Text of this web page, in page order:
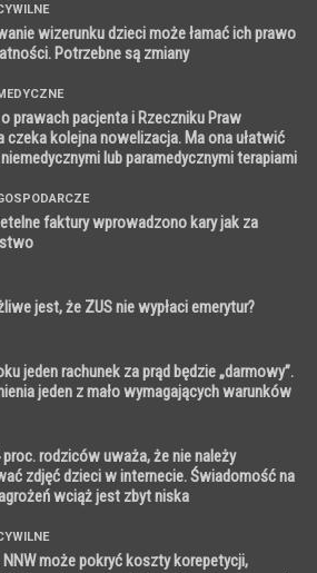
wizerunku dzieci może łamać ich prawo
Potrzebne są zmiany
prawach pacjenta i Rzeczniku Praw
czeka kolejna nowelizacja. Ma ona ułatwić
lub paramedycznymi terapiami
faktury wprowadzono kary jak za
jest, że ZUS nie wypłaci emerytur?
jeden rachunek za prąd będzie „darmowy”.
jeden z mało wymagających warunków
proc. rodziców uważa, że nie należy
zdjęć dzieci w internecie. Świadomość na
wciąż jest zbyt niska
może pokryć koszty korepetycji,